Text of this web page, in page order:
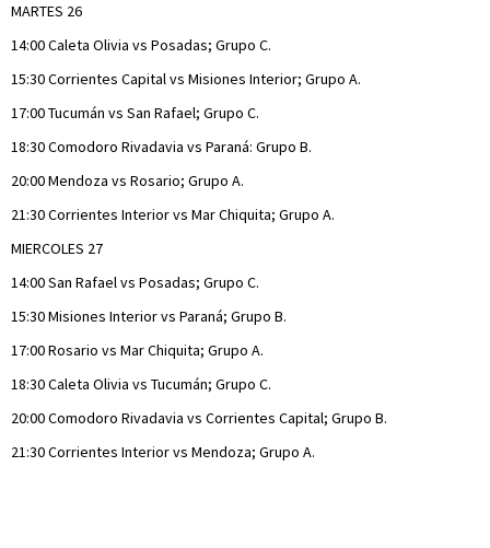
MARTES 26
14:00 Caleta Olivia vs Posadas; Grupo C.
15:30 Corrientes Capital vs Misiones Interior; Grupo A.
17:00 Tucumán vs San Rafael; Grupo C.
18:30 Comodoro Rivadavia vs Paraná: Grupo B.
20:00 Mendoza vs Rosario; Grupo A.
21:30 Corrientes Interior vs Mar Chiquita; Grupo A.
MIERCOLES 27
14:00 San Rafael vs Posadas; Grupo C.
15:30 Misiones Interior vs Paraná; Grupo B.
17:00 Rosario vs Mar Chiquita; Grupo A.
18:30 Caleta Olivia vs Tucumán; Grupo C.
20:00 Comodoro Rivadavia vs Corrientes Capital; Grupo B.
21:30 Corrientes Interior vs Mendoza; Grupo A.